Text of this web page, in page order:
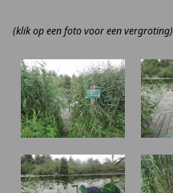
(klik op een foto voor een vergroting)